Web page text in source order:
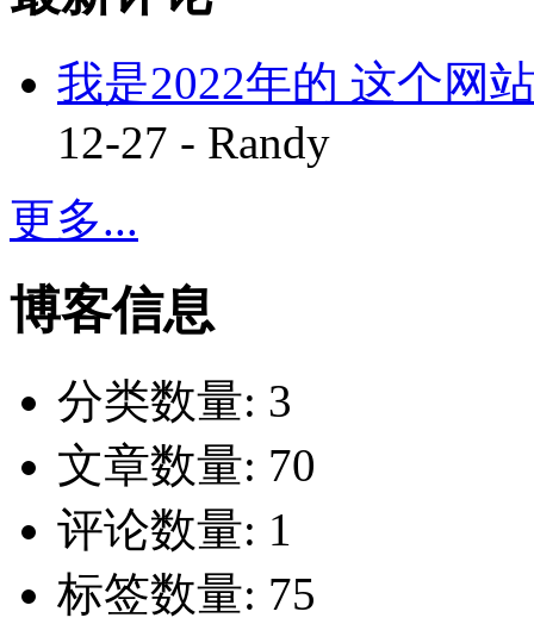
我是2022年的 这个网
12-27 - Randy
更多...
博客信息
分类数量: 3
文章数量: 70
评论数量: 1
标签数量: 75